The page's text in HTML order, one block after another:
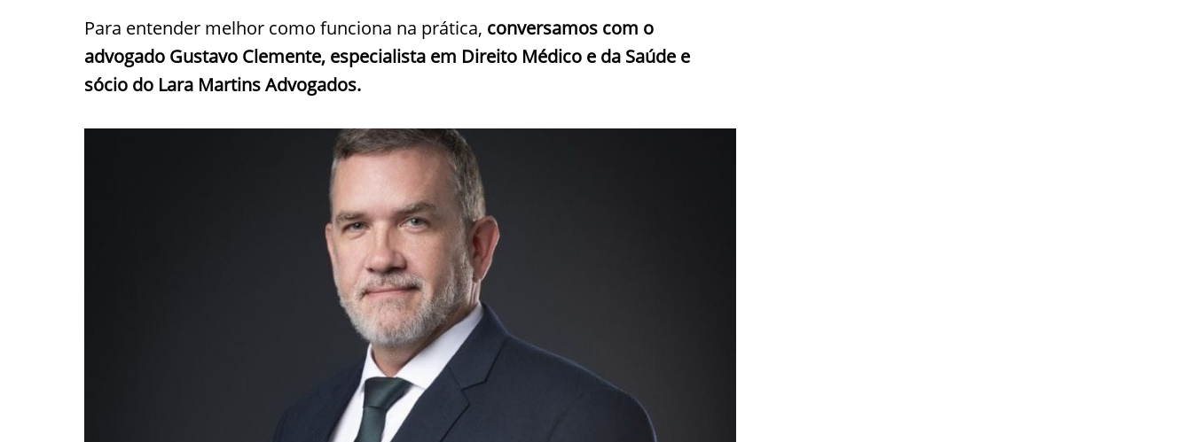
Para entender melhor como funciona na prática, conversamos com o
advogado Gustavo Clemente, especialista em Direito Médico e da Saúde e
sócio do Lara Martins Advogados.